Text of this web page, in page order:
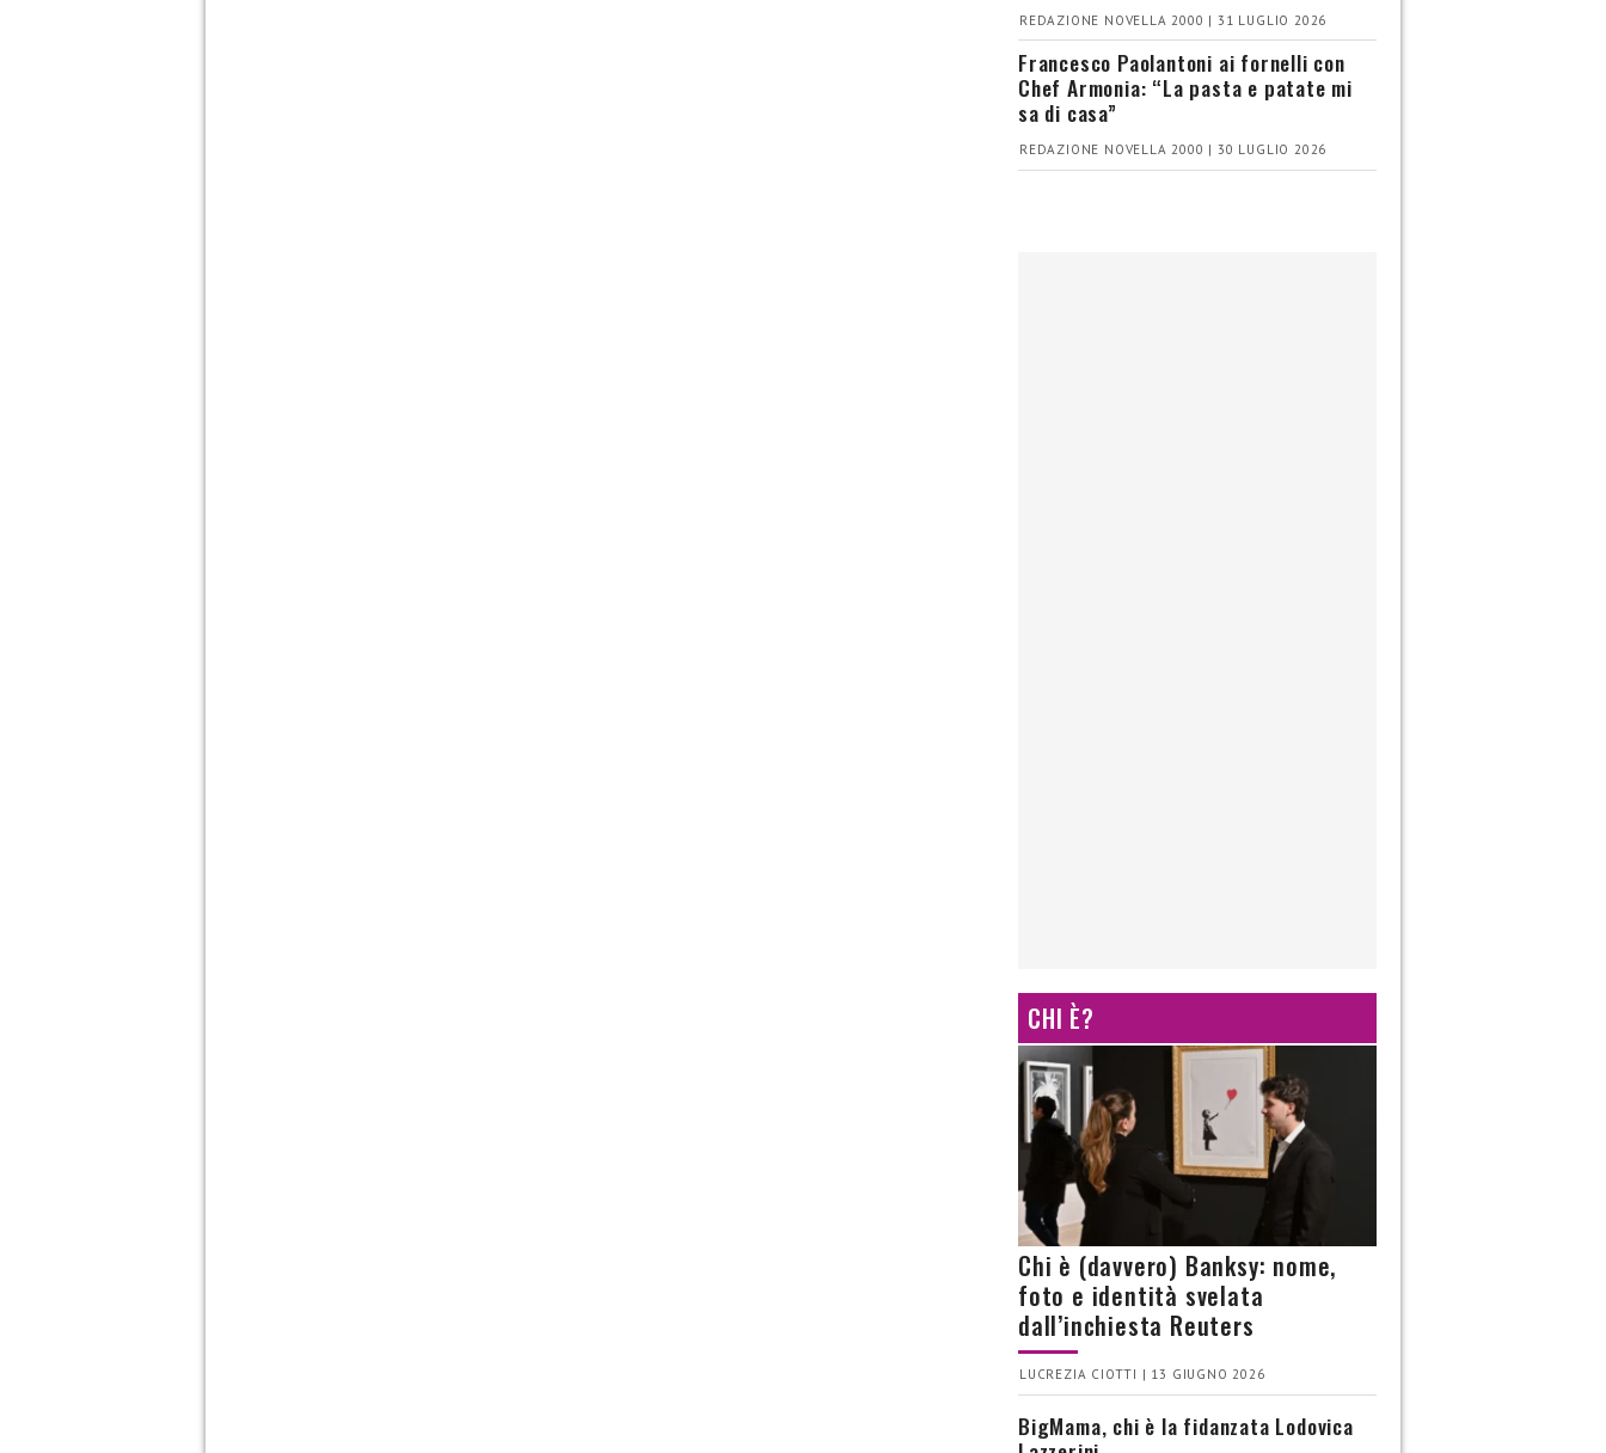
REDAZIONE NOVELLA 2000 | 31 LUGLIO 2026
Francesco Paolantoni ai fornelli con
Chef Armonia: “La pasta e patate mi
sa di casa”
REDAZIONE NOVELLA 2000 | 30 LUGLIO 2026
CHI È?
Chi è (davvero) Banksy: nome,
foto e identità svelata
dall’inchiesta Reuters
LUCREZIA CIOTTI | 13 GIUGNO 2026
BigMama, chi è la fidanzata Lodovica